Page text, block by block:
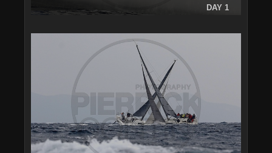
DAY 1